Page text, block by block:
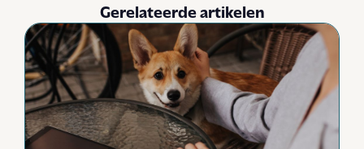
Gerelateerde artikelen